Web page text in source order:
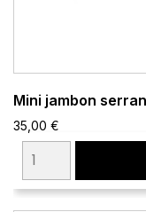
Mini jambon
35,00 €